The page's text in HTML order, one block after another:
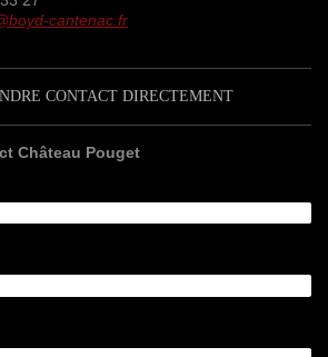
cantenac.fr
CONTACT DIRECTEMENT
Château Pouget